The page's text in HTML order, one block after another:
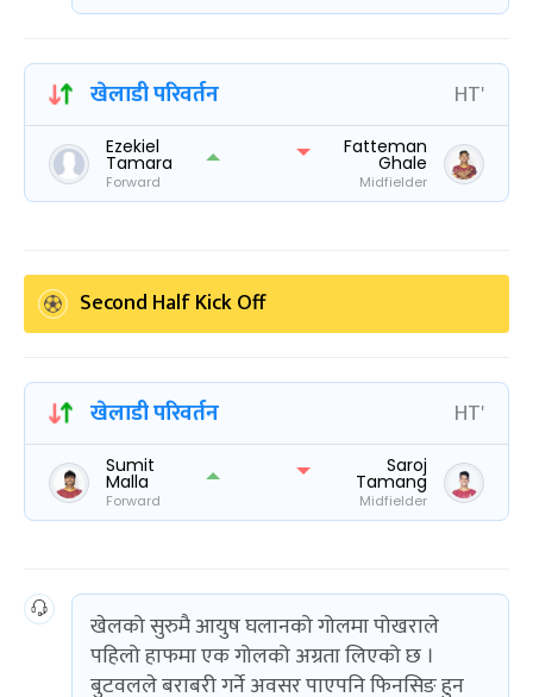
खेलाडी परिवर्तन HT'
Ezekiel
Tamara
Forward
Fatteman
Ghale
Midfielder
Second Half Kick Off
खेलाडी परिवर्तन HT'
Sumit
Malla
Forward
Saroj
Tamang
Midfielder
खेलको सुरुमै आयुष घलानको गोलमा पोखराले
पहिलो हाफमा एक गोलको अग्रता लिएको छ ।
बुटवलले बराबरी गर्ने अवसर पाएपनि फिनसिङ हुन